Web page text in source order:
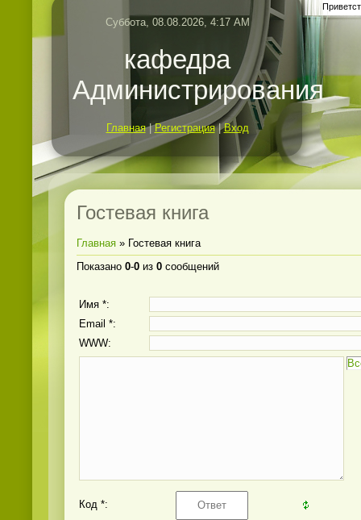
Суббота, 08.08.2026, 4:17 AM
кафедра
Администрирования
Главная|Регистрация|Вход
Гостевая книга
Главная » Гостевая книга
Показано 0-0 из 0 сообщений
Имя *:
Email *:
WWW:
Код *: